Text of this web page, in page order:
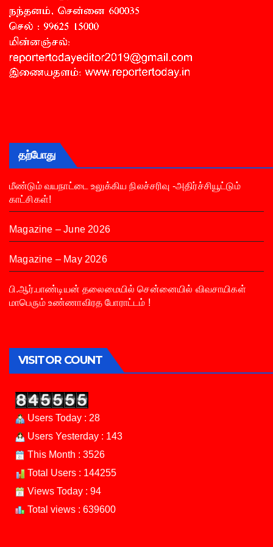
தற்போது
மீண்டும் வயநாட்டை உலுக்கிய நிலச்சரிவு -அதிர்ச்சியூட்டும்
காட்சிகள்!
Magazine – June 2026
Magazine – May 2026
பி.ஆர்.பாண்டியன் தலைமையில் சென்னையில் விவசாயிகள்
மாபெரும் உண்ணாவிரத போராட்டம் !
VISITOR COUNT
Users Today : 28
Users Yesterday : 143
This Month : 3526
Total Users : 144255
Views Today : 94
Total views : 639600